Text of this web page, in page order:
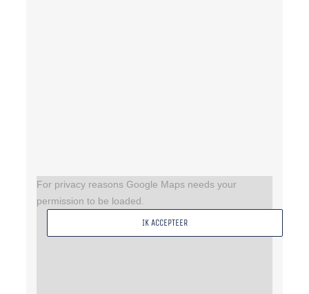
For privacy reasons Google Maps needs your
permission to be loaded.
IK ACCEPTEER